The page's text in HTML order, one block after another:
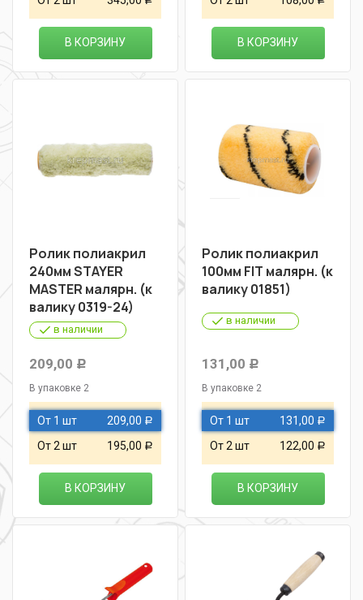
В КОРЗИНУ В КОРЗИНУ
Ролик полиакрил
240мм STAYER
MASTER малярн. (к
валику 0319-24)
в наличии
209,00 Р
В упаковке 2
От 1 шт 209,00 Р
От 2 шт 195,00 Р
В КОРЗИНУ
Ролик полиакрил
100мм FIT малярн. (к
валику 01851)
в наличии
131,00 Р
В упаковке 2
От 1 шт 131,00 Р
От 2 шт 122,00 Р
В КОРЗИНУ